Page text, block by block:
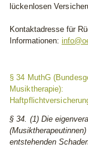
lückenlosen
Kontaktadresse für
Informationen:
§ 34 MuthG
Musiktherapie):
§ 34. (1)Die
entstehenden